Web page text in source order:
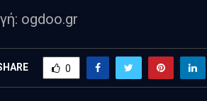
ogdoo.gr
0